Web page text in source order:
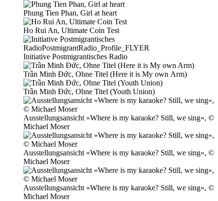
Phung Tien Phan, Girl at heart
Ho Rui An, Ultimate Coin Test
Initiative Postmigrantisches Radio
Trần Minh Đức, Ohne Titel (Here it is My own Arm)
Trần Minh Đức, Ohne Titel (Youth Union)
Ausstellungsansicht »Where is my karao­ke? Still, we sing«, ©
Michael Moser
Ausstellungsansicht »Where is my karao­ke? Still, we sing«, ©
Michael Moser
Ausstellungsansicht »Where is my karao­ke? Still, we sing«, ©
Michael Moser